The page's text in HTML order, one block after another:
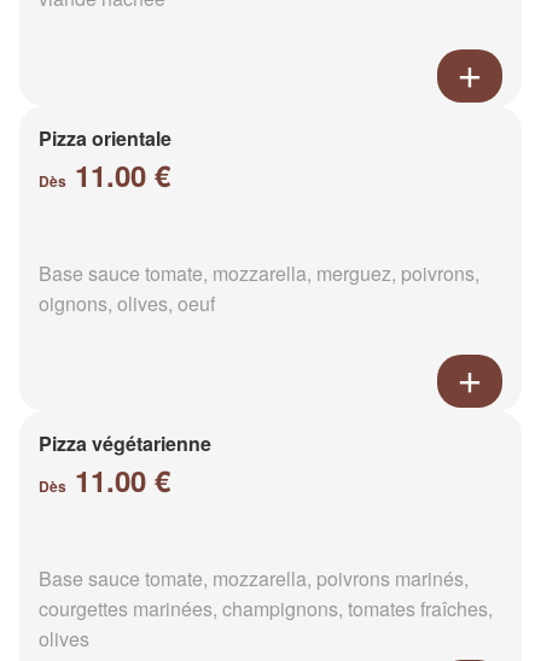
Pizza orientale
Dès 11.00 €
Base sauce tomate, mozzarella, merguez, poivrons,
oignons, olives, oeuf
Pizza végétarienne
Dès 11.00 €
Base sauce tomate, mozzarella, poivrons marinés,
courgettes marinées, champignons, tomates fraîches,
olives